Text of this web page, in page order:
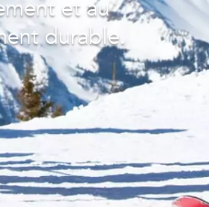
et au
durable.